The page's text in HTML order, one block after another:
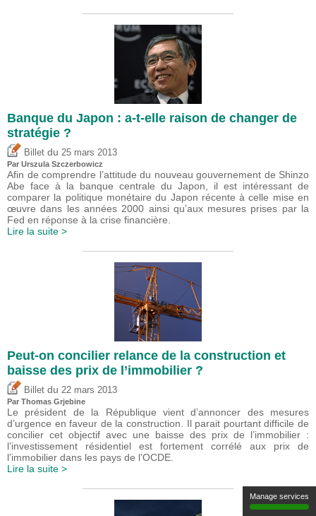
Banque du Japon : a-t-elle raison de changer de
stratégie ?
Billet du 25 mars 2013
Par Urszula Szczerbowicz
Afin de comprendre l’attitude du nouveau gouvernement de Shinzo
Abe face à la banque centrale du Japon, il est intéressant de
comparer la politique monétaire du Japon récente à celle mise en
œuvre dans les années 2000 ainsi qu’aux mesures prises par la
Fed en réponse à la crise financière.
Lire la suite >
Peut-on concilier relance de la construction et
baisse des prix de l’immobilier ?
Billet du 22 mars 2013
Par Thomas Grjebine
Le président de la République vient d’annoncer des mesures
d’urgence en faveur de la construction. Il parait pourtant difficile de
concilier cet objectif avec une baisse des prix de l’immobilier :
l’investissement résidentiel est fortement corrélé aux prix de
l’immobilier dans les pays de l’OCDE.
Lire la suite >
Manage services